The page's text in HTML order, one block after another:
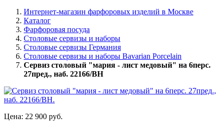
Интернет-магазин фарфоровых изделий в Москве
Каталог
Фарфоровая посуда
Столовые сервизы и наборы
Столовые сервизы Германия
Столовые сервизы и наборы Bavarian Porcelain
Сервиз столовый "мария - лист медовый" на 6перс.
27пред., наб. 22166/BH
Цена: 22 900 руб.